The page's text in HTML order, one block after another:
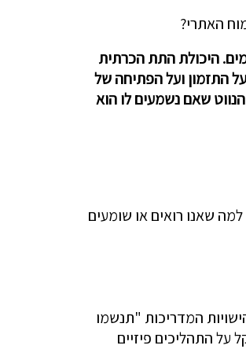
האתרי?
היכולת התת הכרתית
התזמון ועל הפתיחה של
שאם נשמעים לו הוא
שאנו רואים או שומעים
המדריכות "תנשמו
התהליכים פיזיים